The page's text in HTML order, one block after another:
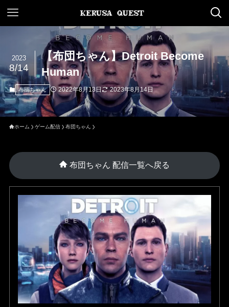
【布団ちゃん】Detroit Become
Human
2023
8/14
布団ちゃん 2022年8月13日 2023年8月14日
ホーム ゲーム配信 布団ちゃん
布団ちゃん 配信一覧へ戻る